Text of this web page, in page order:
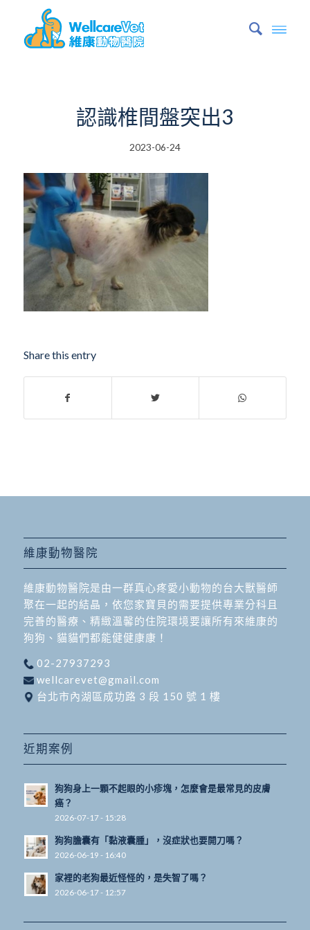
認識椎間盤突出3
2023-06-24
Share this entry
維康動物醫院
維康動物醫院是由一群真心疼愛小動物的台大獸醫師
聚在一起的結晶，依您家寶貝的需要提供專業分科且
完善的醫療、精緻溫馨的住院環境要讓所有來維康的
狗狗、貓貓們都能健健康康！
02-27937293
wellcarevet@gmail.com
台北市內湖區成功路 3 段 150 號 1 樓
近期案例
狗狗身上一顆不起眼的小疹塊，怎麼會是最常見的皮膚
癌？
2026-07-17 - 15:28
狗狗膽囊有「黏液囊腫」，沒症狀也要開刀嗎？
2026-06-19 - 16:40
家裡的老狗最近怪怪的，是失智了嗎？
2026-06-17 - 12:57